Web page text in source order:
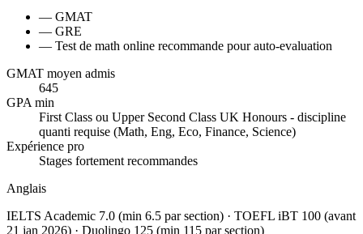
— GMAT
— GRE
— Test de math online recommande pour auto-evaluation
GMAT moyen admis
645
GPA min
First Class ou Upper Second Class UK Honours - discipline
quanti requise (Math, Eng, Eco, Finance, Science)
Expérience pro
Stages fortement recommandes
Anglais
IELTS Academic 7.0 (min 6.5 par section) · TOEFL iBT 100 (avant
21 jan 2026) · Duolingo 125 (min 115 par section)